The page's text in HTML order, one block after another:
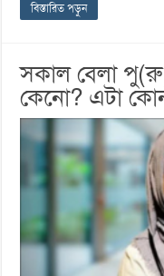
বিস্তারিত পড়ুন
সকাল বেলা
কেনো? এটা